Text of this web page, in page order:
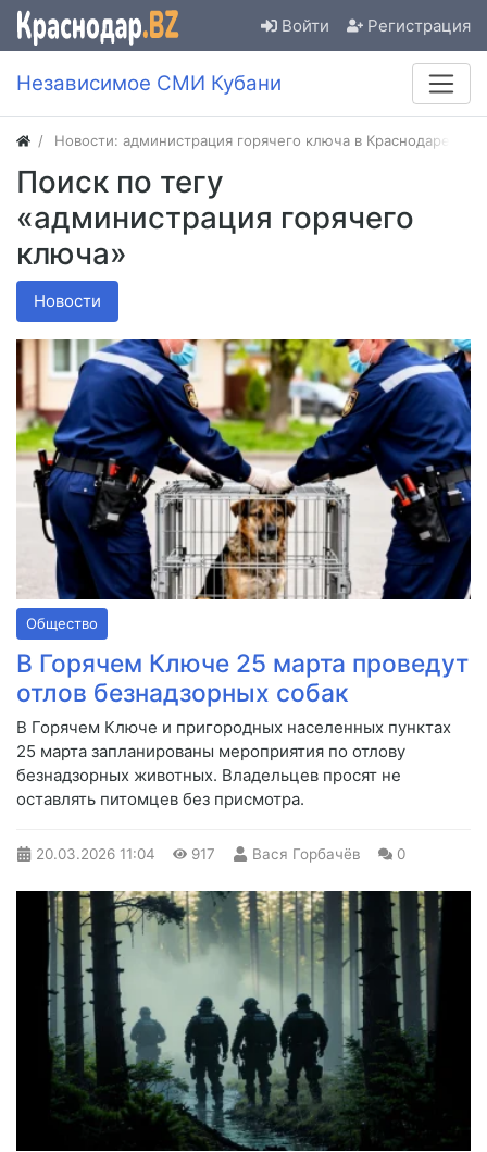
Войти Регистрация
Независимое СМИ Кубани
Новости: администрация горячего ключа в Краснодаре
Поиск по тегу
«администрация горячего
ключа»
Новости
Общество
В Горячем Ключе 25 марта проведут
отлов безнадзорных собак
В Горячем Ключе и пригородных населенных пунктах
25 марта запланированы мероприятия по отлову
безнадзорных животных. Владельцев просят не
оставлять питомцев без присмотра.
20.03.2026 11:04 917 Вася Горбачёв 0